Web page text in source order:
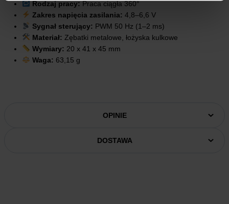
Rodzaj pracy:Praca ciągła 360°
Zakres napięcia zasilania: 4,8–6,6 V
Sygnał sterujący: PWM 50 Hz (1–2 ms)
Materiał: Zębatki metalowe, łożyska kulkowe
Wymiary: 20 x 41 x 45 mm
Waga: 63,15 g
OPINIE
DOSTAWA